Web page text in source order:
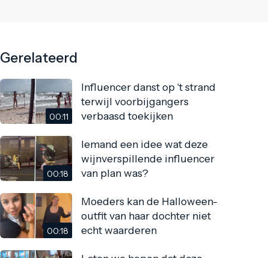
Gerelateerd
00:11
Influencer danst op 't strand
terwijl voorbijgangers
verbaasd toekijken
00:18
Iemand een idee wat deze
wijnverspillende influencer
van plan was?
00:18
Moeders kan de Halloween-
outfit van haar dochter niet
echt waarderen